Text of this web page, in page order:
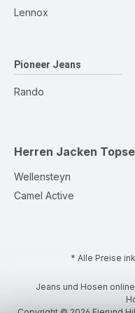
Lennox
Pioneer Jeans
Rando
Herren Jacken
Wellensteyn
Camel Active
* Alle Preise
Jeans und Hosen